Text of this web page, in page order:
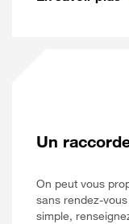
Un
On peut vous
sans rendez-
simple,